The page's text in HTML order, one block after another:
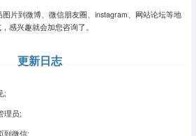
片到微博、微信朋友圈、instagram、网站论坛等地
感兴趣就会加您咨询了。
更新日志
;
理员;
微信;